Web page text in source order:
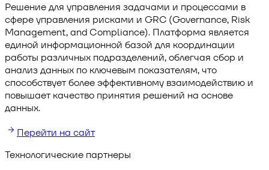
Решение для управления задачами и процессами в
сфере управления рисками и GRC (Governance, Risk
Management, and Compliance). Платформа является
единой информационной базой для координации
работы различных подразделений, облегчая сбор и
анализ данных по ключевым показателям, что
способствует более эффективному взаимодействию и
повышает качество принятия решений на основе
данных.
Перейти на сайт
Технологические партнеры